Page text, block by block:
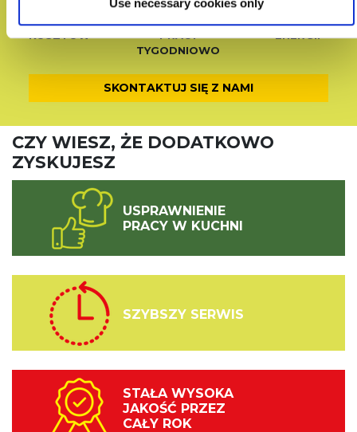
KOSZTÓW
PRACY
TYGODNIOWO
ENERGII
SKONTAKTUJ SIĘ Z NAMI
CZY WIESZ, ŻE DODATKOWO
ZYSKUJESZ
USPRAWNIENIE
PRACY W KUCHNI
SZYBSZY SERWIS
STAŁA WYSOKA
JAKOŚĆ PRZEZ
CAŁY ROK